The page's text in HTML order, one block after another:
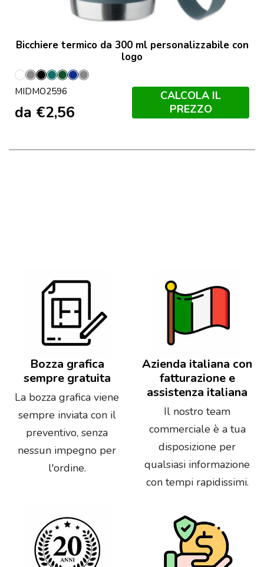
Bicchiere termico da 300 ml personalizzabile con
logo
Bianco
Grigio
NeroPetrolio
Verde
Scuro
Francese
Grigio
MIDMO2596
da €2,56
CALCOLA IL
PREZZO
Bozza grafica
sempre gratuita
La bozza grafica viene
sempre inviata con il
preventivo, senza
nessun impegno per
l'ordine.
Azienda italiana con
fatturazione e
assistenza italiana
Il nostro team
commerciale è a tua
disposizione per
qualsiasi informazione
con tempi rapidissimi.